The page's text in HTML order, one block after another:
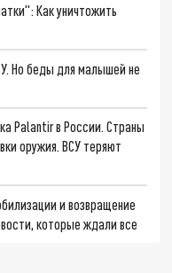
Как уничтожить
Но беды для малышей не
Palantir в России. Страны
оружия. ВСУ теряют
и возвращение
которые ждали все